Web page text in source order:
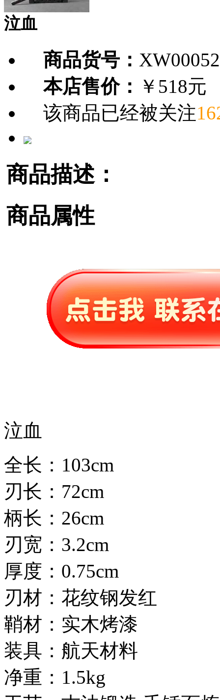
泣血
商品货号：
本店售价： ￥518元
该商品已经被关注
商品描述：
商品属性
泣血
全长：103cm
刃长：72cm
柄长：26cm
刃宽：3.2cm
厚度：0.75cm
刃材：花纹钢发红
鞘材：实木烤漆
装具：航天材料
净重：1.5kg